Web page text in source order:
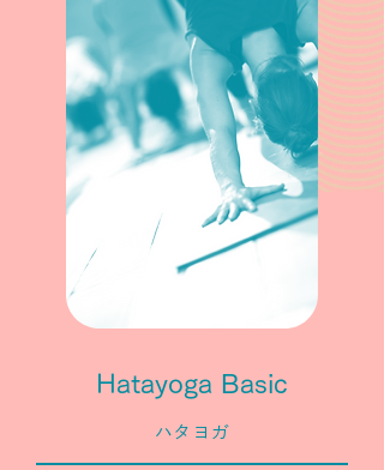
Hatayoga Basic
​ハタヨガ